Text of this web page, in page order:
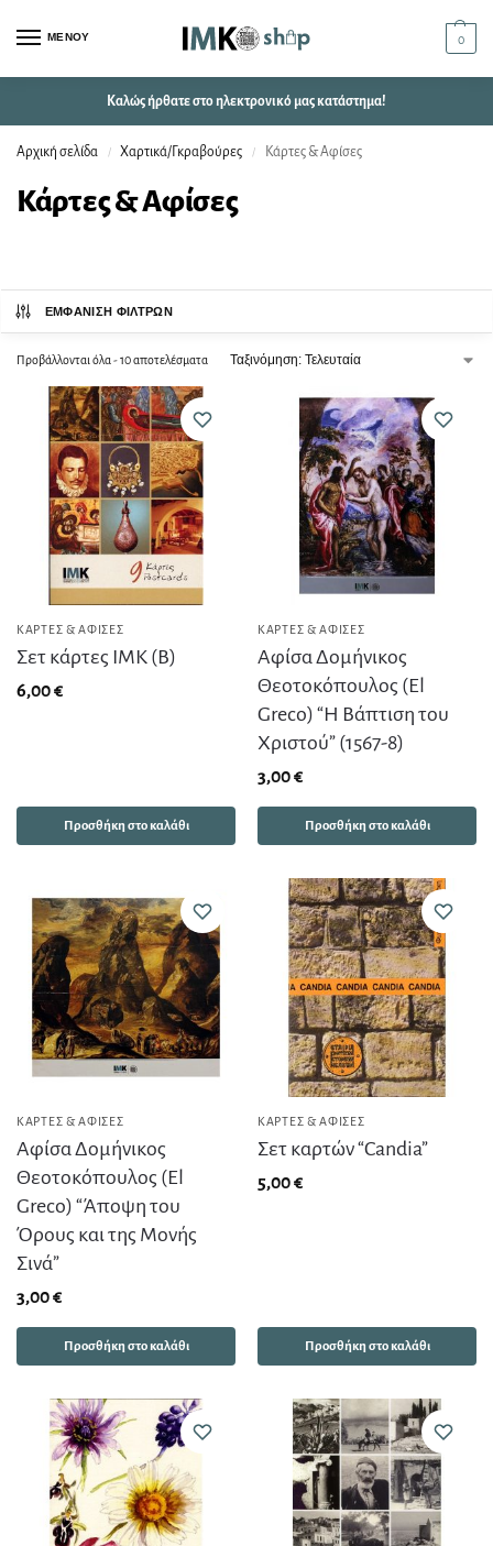
ΜΕΝΟΥ 0
Καλώς ήρθατε στο ηλεκτρονικό μας κατάστημα!
Αρχική σελίδα / Χαρτικά/Γκραβούρες / Κάρτες & Αφίσες
Κάρτες & Αφίσες
ΕΜΦΆΝΙΣΗ ΦΊΛΤΡΩΝ
Προβάλλονται όλα - 10 αποτελέσματα
ΚΆΡΤΕΣ & ΑΦΊΣΕΣ
Σετ κάρτες ΙΜΚ (Β)
6,00€
Προσθήκη στο καλάθι
ΚΆΡΤΕΣ & ΑΦΊΣΕΣ
Αφίσα Δομήνικος
Θεοτοκόπουλος (El
Greco) “Η Βάπτιση του
Χριστού” (1567-8)
3,00€
Προσθήκη στο καλάθι
ΚΆΡΤΕΣ & ΑΦΊΣΕΣ
Αφίσα Δομήνικος
Θεοτοκόπουλος (El
Greco) “Άποψη του
Όρους και της Μονής
Σινά”
3,00€
Προσθήκη στο καλάθι
ΚΆΡΤΕΣ & ΑΦΊΣΕΣ
Σετ καρτών “Candia”
5,00€
Προσθήκη στο καλάθι